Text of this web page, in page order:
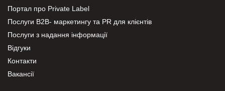
Портал про Private Label
Послуги В2В- маркетингу та PR для клієнтів
Послуги з надання інформації
Відгуки
Контакти
Вакансії